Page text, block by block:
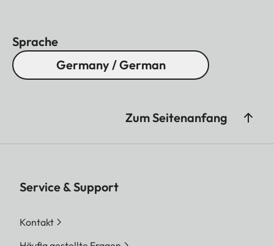
Sprache
Germany / German
Zum Seitenanfang
Service & Support
Kontakt